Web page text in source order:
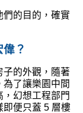
們的目的，確實
？
子的外觀，隨著
了讓樂園中間
幻想工程部門
即便只蓋 5 層樓